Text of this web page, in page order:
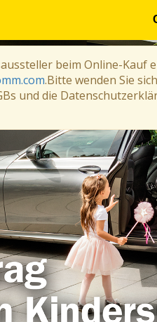
beim Online-Kauf
.Bitte wenden Sie
und die